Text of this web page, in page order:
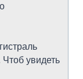
увидеть